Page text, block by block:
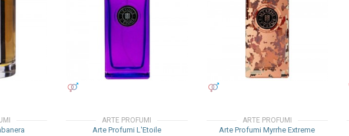
ARTE PROFUMI
Arte Profumi L'Etoile
ARTE PROFUMI
Arte Profumi Myrrhe Extreme